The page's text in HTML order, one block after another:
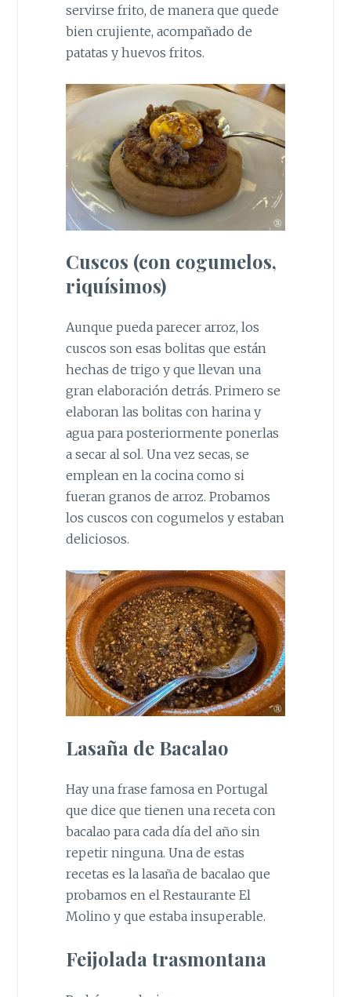
servirse frito, de manera que quede
bien crujiente, acompañado de
patatas y huevos fritos.
Cuscos (con cogumelos,
riquísimos)
Aunque pueda parecer arroz, los
cuscos son esas bolitas que están
hechas de trigo y que llevan una
gran elaboración detrás. Primero se
elaboran las bolitas con harina y
agua para posteriormente ponerlas
a secar al sol. Una vez secas, se
emplean en la cocina como si
fueran granos de arroz. Probamos
los cuscos con cogumelos y estaban
deliciosos.
Lasaña de Bacalao
Hay una frase famosa en Portugal
que dice que tienen una receta con
bacalao para cada día del año sin
repetir ninguna. Una de estas
recetas es la lasaña de bacalao que
probamos en el Restaurante El
Molino y que estaba insuperable.
Feijolada trasmontana